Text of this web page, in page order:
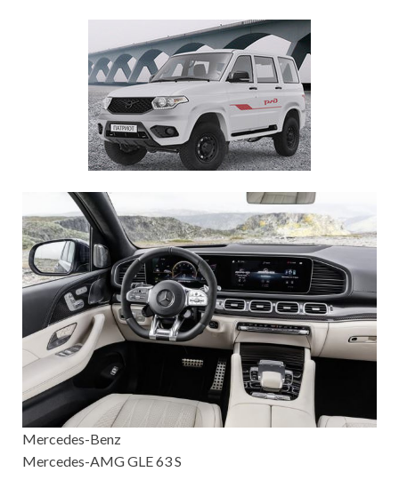
Mercedes-Benz
Mercedes-AMG GLE 63 S